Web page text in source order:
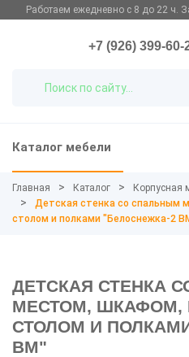
Работаем ежедневно с 8 до 22 ч.
+7 (926) 399-60-
Каталог мебели
Главная Каталог Корпусная
Детская стенка со
столом и полками "Белоснежка-2
ДЕТСКАЯ СТЕНКА
МЕСТОМ,
СТОЛОМ И
ВМ"